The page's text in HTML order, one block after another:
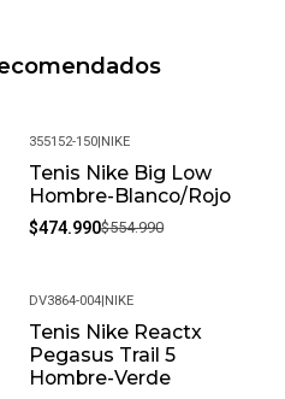
-14%
355152-150|NIKE
Tenis Nike Big Low
Hombre-Blanco/Rojo
$474.990$554.990
-8%
DV3864-004|NIKE
Tenis Nike Reactx
Pegasus Trail 5
Hombre-Verde